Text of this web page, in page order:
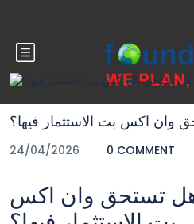
Blog
اكس بت الاستثمار فيها؟
24/04/2026 0 COMMENT
تستحق وان اكس